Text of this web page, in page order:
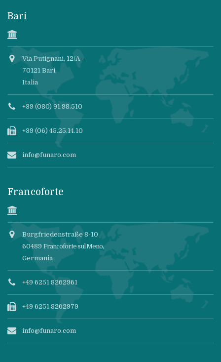
Bari
Via Putignani, 12/A -
70121 Bari,
Italia
+39 (080) 91.98.510
+39 (06) 45.25.14.10
info@funaro.com
Francoforte
Burgfriedenstraße 8-10
60489 Francoforte sul Meno,
Germania
+49 6251 8262961
+49 6251 8262979
info@funaro.com